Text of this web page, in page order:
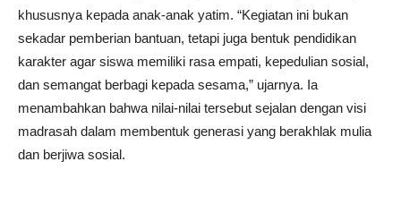
khususnya kepada anak-anak yatim. “Kegiatan ini bukan
sekadar pemberian bantuan, tetapi juga bentuk pendidikan
karakter agar siswa memiliki rasa empati, kepedulian sosial,
dan semangat berbagi kepada sesama,” ujarnya. Ia
menambahkan bahwa nilai-nilai tersebut sejalan dengan visi
madrasah dalam membentuk generasi yang berakhlak mulia
dan berjiwa sosial.